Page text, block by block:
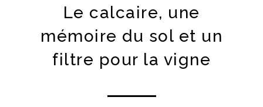
Le calcaire, une
mémoire du sol et un
filtre pour la vigne